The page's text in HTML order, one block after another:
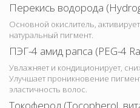
Перекись водорода
Основной окислитель,
натуральный пигмент.
ПЭГ-4 амид рапса (PEG-4
Увлажняет и кондиционирует,
Улучшает проникновение
эластичность волос.